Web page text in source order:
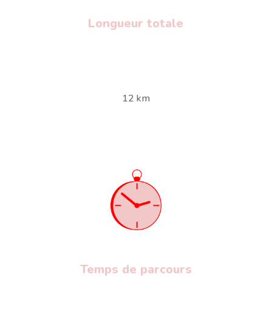
Longueur totale
12 km
Temps de parcours